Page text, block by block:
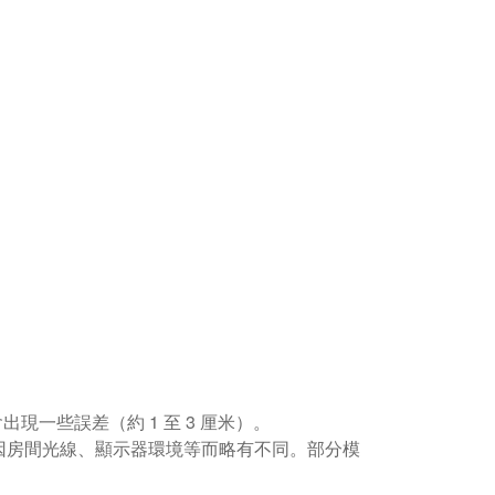
現一些誤差（約 1 至 3 厘米）。
間光線、顯示器環境等而略有不同。部分模